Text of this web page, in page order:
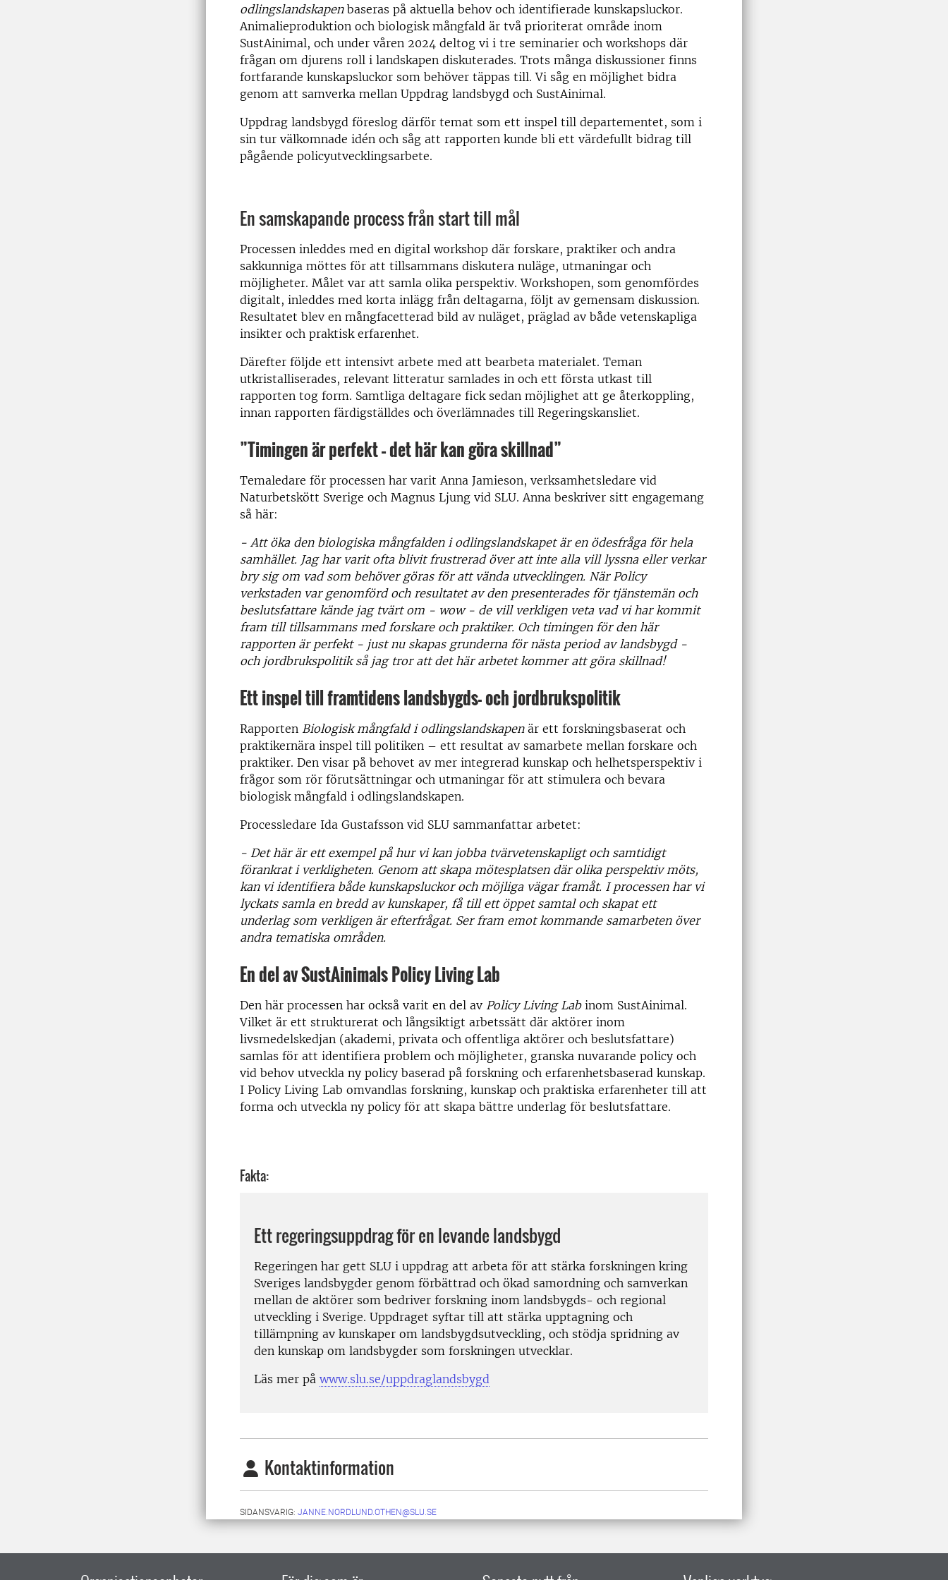
odlingslandskapenbaseras på aktuella behov och identifierade kunskapsluckor.
Animalieproduktion och biologisk mångfald är två prioriterat område inom
SustAinimal, och under våren 2024 deltog vi i tre seminarier och workshops där
frågan om djurens roll i landskapen diskuterades. Trots många diskussioner finns
fortfarande kunskapsluckor som behöver täppas till. Vi såg en möjlighet bidra
genom att samverka mellan Uppdrag landsbygd och SustAinimal.
Uppdrag landsbygd föreslog därför temat som ett inspel till departementet, som i
sin tur välkomnade idén och såg att rapporten kunde bli ett värdefullt bidrag till
pågående policyutvecklingsarbete.
En samskapande process från start till mål
Processen inleddes med en digital workshop där forskare, praktiker och andra
sakkunniga möttes för att tillsammans diskutera nuläge, utmaningar och
möjligheter. Målet var att samla olika perspektiv. Workshopen, som genomfördes
digitalt, inleddes med korta inlägg från deltagarna, följt av gemensam diskussion.
Resultatet blev en mångfacetterad bild av nuläget, präglad av både vetenskapliga
insikter och praktisk erfarenhet.
Därefter följde ett intensivt arbete med att bearbeta materialet. Teman
utkristalliserades, relevant litteratur samlades in och ett första utkast till
rapporten tog form. Samtliga deltagare fick sedan möjlighet att ge återkoppling,
innan rapporten färdigställdes och överlämnades till Regeringskansliet.
”Timingen är perfekt – det här kan göra skillnad”
Temaledare för processen har varit Anna Jamieson, verksamhetsledare vid
Naturbetskött Sverige och Magnus Ljung vid SLU. Anna beskriver sitt engagemang
så här:
- Att öka den biologiska mångfalden i odlingslandskapet är en ödesfråga för hela
samhället. Jag har varit ofta blivit frustrerad över att inte alla vill lyssna eller verkar
bry sig om vad som behöver göras för att vända utvecklingen. När Policy
verkstaden var genomförd och resultatet av den presenterades för tjänstemän och
beslutsfattare kände jag tvärt om - wow - de vill verkligen veta vad vi har kommit
fram till tillsammans med forskare och praktiker. Och timingen för den här
rapporten är perfekt - just nu skapas grunderna för nästa period av landsbygd -
och jordbrukspolitik så jag tror att det här arbetet kommer att göra skillnad!
Ett inspel till framtidens landsbygds- och jordbrukspolitik
Rapporten Biologisk mångfald i odlingslandskapen är ett forskningsbaserat och
praktikernära inspel till politiken – ett resultat av samarbete mellan forskare och
praktiker. Den visar på behovet av mer integrerad kunskap och helhetsperspektiv i
frågor som rör förutsättningar och utmaningar för att stimulera och bevara
biologisk mångfald i odlingslandskapen.
Processledare Ida Gustafsson vid SLU sammanfattar arbetet:
- Det här är ett exempel på hur vi kan jobba tvärvetenskapligt och samtidigt
förankrat i verkligheten. Genom att skapa mötesplatsen där olika perspektiv möts,
kan vi identifiera både kunskapsluckor och möjliga vägar framåt. I processen har vi
lyckats samla en bredd av kunskaper, få till ett öppet samtal och skapat ett
underlag som verkligen är efterfrågat. Ser fram emot kommande samarbeten över
andra tematiska områden.
En del av SustAinimals Policy Living Lab
Den här processen har också varit en del av Policy Living Labinom SustAinimal.
Vilket är ett strukturerat och långsiktigt arbetssätt där aktörer inom
livsmedelskedjan (akademi, privata och offentliga aktörer och beslutsfattare)
samlas för att identifiera problem och möjligheter, granska nuvarande policy och
vid behov utveckla ny policy baserad på forskning och erfarenhetsbaserad kunskap.
I Policy Living Lab omvandlas forskning, kunskap och praktiska erfarenheter till att
forma och utveckla ny policy för att skapa bättre underlag för beslutsfattare.
Fakta:
Ett regeringsuppdrag för en levande landsbygd
Regeringen har gett SLU i uppdrag att arbeta för att stärka forskningen kring
Sveriges landsbygder genom förbättrad och ökad samordning och samverkan
mellan de aktörer som bedriver forskning inom landsbygds- och regional
utveckling i Sverige. Uppdraget syftar till att stärka upptagning och
tillämpning av kunskaper om landsbygdsutveckling, och stödja spridning av
den kunskap om landsbygder som forskningen utvecklar.
Läs mer på www.slu.se/uppdraglandsbygd
Kontaktinformation
SIDANSVARIG: JANNE.NORDLUND.OTHEN@SLU.SE